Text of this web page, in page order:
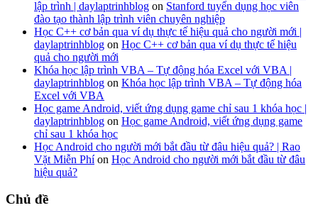
lập trình | daylaptrinhblog on Stanford tuyển dụng học viên
đào tạo thành lập trình viên chuyên nghiệp
Học C++ cơ bản qua ví dụ thực tế hiệu quả cho người mới |
daylaptrinhblog on Học C++ cơ bản qua ví dụ thực tế hiệu
quả cho người mới
Khóa học lập trình VBA – Tự động hóa Excel với VBA |
daylaptrinhblog on Khóa học lập trình VBA – Tự động hóa
Excel với VBA
Học game Android, viết ứng dụng game chỉ sau 1 khóa học |
daylaptrinhblog on Học game Android, viết ứng dụng game
chỉ sau 1 khóa học
Học Android cho người mới bắt đầu từ đâu hiệu quả? | Rao
Vặt Miễn Phíon Học Android cho người mới bắt đầu từ đâu
hiệu quả?
Chủ đề